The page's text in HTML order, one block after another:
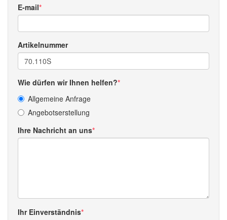
E-mail
Artikelnummer
Wie dürfen wir Ihnen helfen?
Allgemeine Anfrage
Angebotserstellung
Ihre Nachricht an uns
Ihr Einverständnis